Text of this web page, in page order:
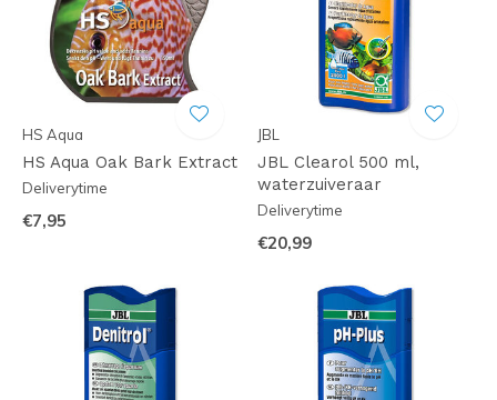
HS Aqua
HS Aqua Oak Bark Extract
Deliverytime
€7,95
JBL
JBL Clearol 500 ml,
waterzuiveraar
Deliverytime
€20,99